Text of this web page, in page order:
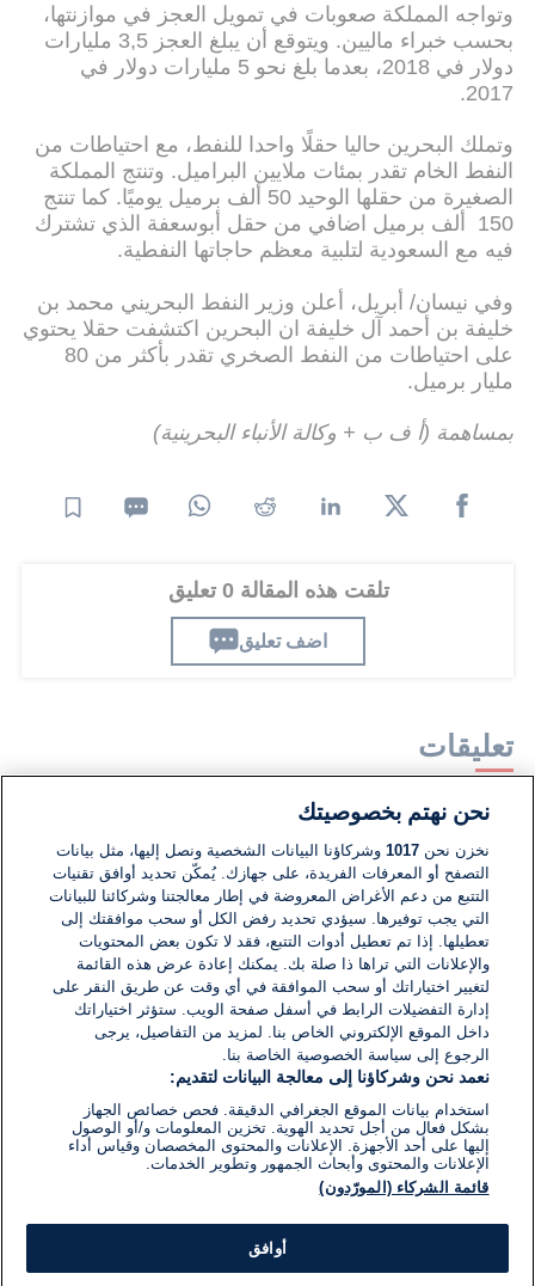
وتواجه المملكة صعوبات في تمويل العجز في موازنتها،
بحسب خبراء ماليين. ويتوقع أن يبلغ العجز 3,5 مليارات
دولار في 2018، بعدما بلغ نحو 5 مليارات دولار في
2017.
وتملك البحرين حاليا حقلًا واحدا للنفط، مع احتياطات من
النفط الخام تقدر بمئات ملايين البراميل. وتنتج المملكة
الصغيرة من حقلها الوحيد 50 ألف برميل يوميًا. كما تنتج
150 ألف برميل اضافي من حقل أبوسعفة الذي تشترك
فيه مع السعودية لتلبية معظم حاجاتها النفطية.
وفي نيسان/ أبريل، أعلن وزير النفط البحريني محمد بن
خليفة بن أحمد آل خليفة ان البحرين اكتشفت حقلا يحتوي
على احتياطات من النفط الصخري تقدر بأكثر من 80
مليار برميل.
بمساهمة (أ ف ب + وكالة الأنباء البحرينية)
تلقت هذه المقالة 0 تعليق
اضف تعليق
تعليقات
لا توجد تعليقات مكتوبة حتى الآن. كن الأول!
اكتب تعليقًا جديدًا ...
نحن نهتم بخصوصيتك
نخزن نحن1017 وشركاؤنا البيانات الشخصية ونصل إليها، مثل بيانات
التصفح أو المعرفات الفريدة، على جهازك. يُمكّن تحديد أوافق تقنيات
التتبع من دعم الأغراض المعروضة في إطار معالجتنا وشركائنا للبيانات
التي يجب توفيرها. سيؤدي تحديد رفض الكل أو سحب موافقتك إلى
تعطيلها. إذا تم تعطيل أدوات التتبع، فقد لا تكون بعض المحتويات
والإعلانات التي تراها ذا صلة بك. يمكنك إعادة عرض هذه القائمة
لتغيير اختياراتك أو سحب الموافقة في أي وقت عن طريق النقر على
إدارة التفضيلات الرابط في أسفل صفحة الويب. ستؤثر اختياراتك
داخل الموقع الإلكتروني الخاص بنا. لمزيد من التفاصيل، يرجى
الرجوع إلى سياسة الخصوصية الخاصة بنا.
نعمد نحن وشركاؤنا إلى معالجة البيانات لتقديم:
استخدام بيانات الموقع الجغرافي الدقيقة. فحص خصائص الجهاز
بشكل فعال من أجل تحديد الهوية. تخزين المعلومات و/أو الوصول
إليها على أحد الأجهزة. الإعلانات والمحتوى المخصصان وقياس أداء
الإعلانات والمحتوى وأبحاث الجمهور وتطوير الخدمات.
قائمة الشركاء (المورّدون)
أوافق